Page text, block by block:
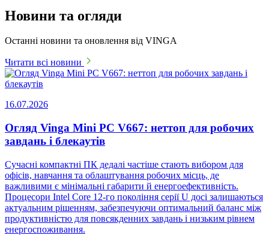
Новини та огляди
Останні новини та оновлення від VINGA
Читати всі новини
16.07.2026
Огляд Vinga Mini PC V667: неттоп для робочих
завдань і блекаутів
Сучасні компактні ПК дедалі частіше стають вибором для
офісів, навчання та облаштування робочих місць, де
важливими є мінімальні габарити й енергоефективність.
Процесори Intel Core 12-го покоління серії U досі залишаються
актуальним рішенням, забезпечуючи оптимальний баланс між
продуктивністю для повсякденних завдань і низьким рівнем
енергоспоживання.